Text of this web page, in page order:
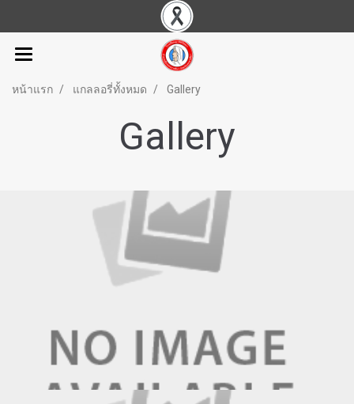
หน้าแรก แกลลอรี่ทั้งหมด Gallery
Gallery